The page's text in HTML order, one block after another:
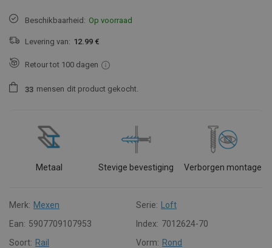
Beschikbaarheid: Op voorraad
Levering van: 12.99 €
Retour tot 100 dagen
33 mensen dit product gekocht.
Metaal Stevige bevestiging Verborgen montage
Merk: Mexen Serie:
Loft
Ean: 5907709107953 Index: 7012624-70
Soort: Rail Vorm: Rond